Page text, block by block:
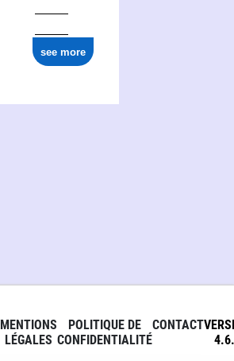
see more
MENTIONS
LÉGALES
POLITIQUE DE
CONFIDENTIALITÉ
CONTACT